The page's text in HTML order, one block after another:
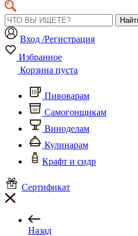
Вход /Регистрация
Избранное
Корзина пуста
Пивоварам
Самогонщикам
Виноделам
Кулинарам
Крафт и сидр
Сертификат
Назад